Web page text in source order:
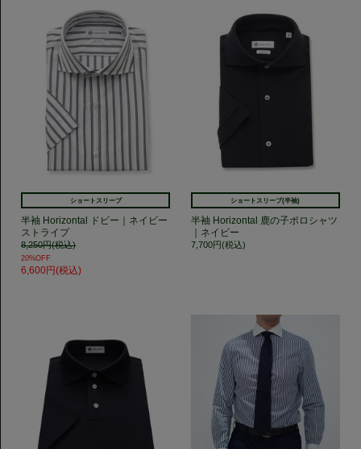
ショートスリーブ
半袖 Horizontal ドビー｜ネイビー
ストライプ
8,250円(税込)
20%OFF
6,600円(税込)
ショートスリーブ(半袖)
半袖 Horizontal 鹿の子ポロシャツ
｜ネイビー
7,700円(税込)